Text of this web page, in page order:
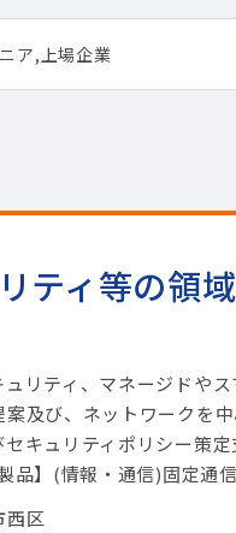
ア,上場企業
ティ等の領
ュリティ、マネージドや
案及び、ネットワークを
セキュリティポリシー策
品】(情報・通信)固定通信
西区